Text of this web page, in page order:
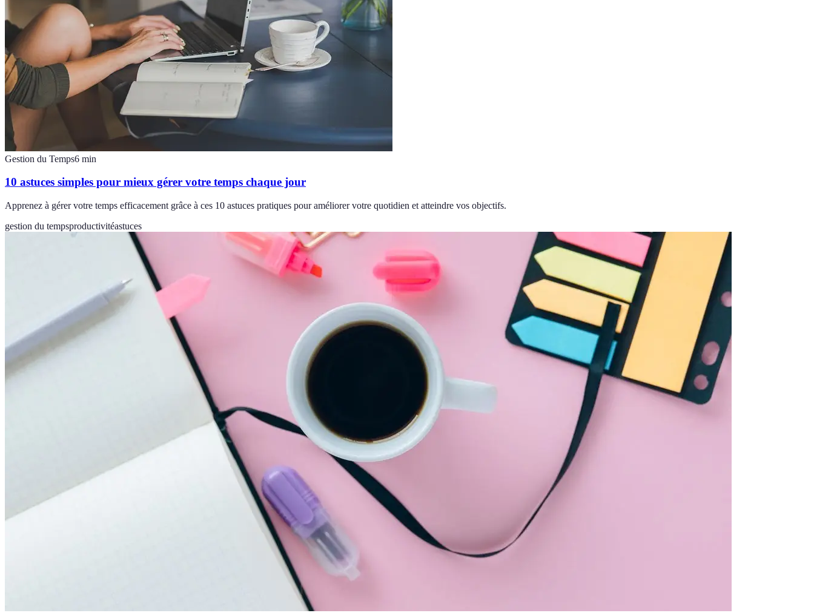
Gestion du Temps6 min
10 astuces simples pour mieux gérer votre temps chaque jour
Apprenez à gérer votre temps efficacement grâce à ces 10 astuces pratiques pour améliorer votre quotidien et atteindre vos objectifs.
gestion du tempsproductivitéastuces